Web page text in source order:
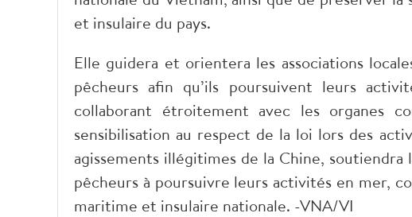
et insulaire du pays.
Elle guidera et orientera les associations
pêcheurs afin qu’ils poursuivent leurs
collaborant étroitement avec les organes
sensibilisation au respect de la loi lors des
agissements illégitimes de la Chine,
pêcheurs à poursuivre leurs activités en mer,
maritime et insulaire nationale. -VNA/VI